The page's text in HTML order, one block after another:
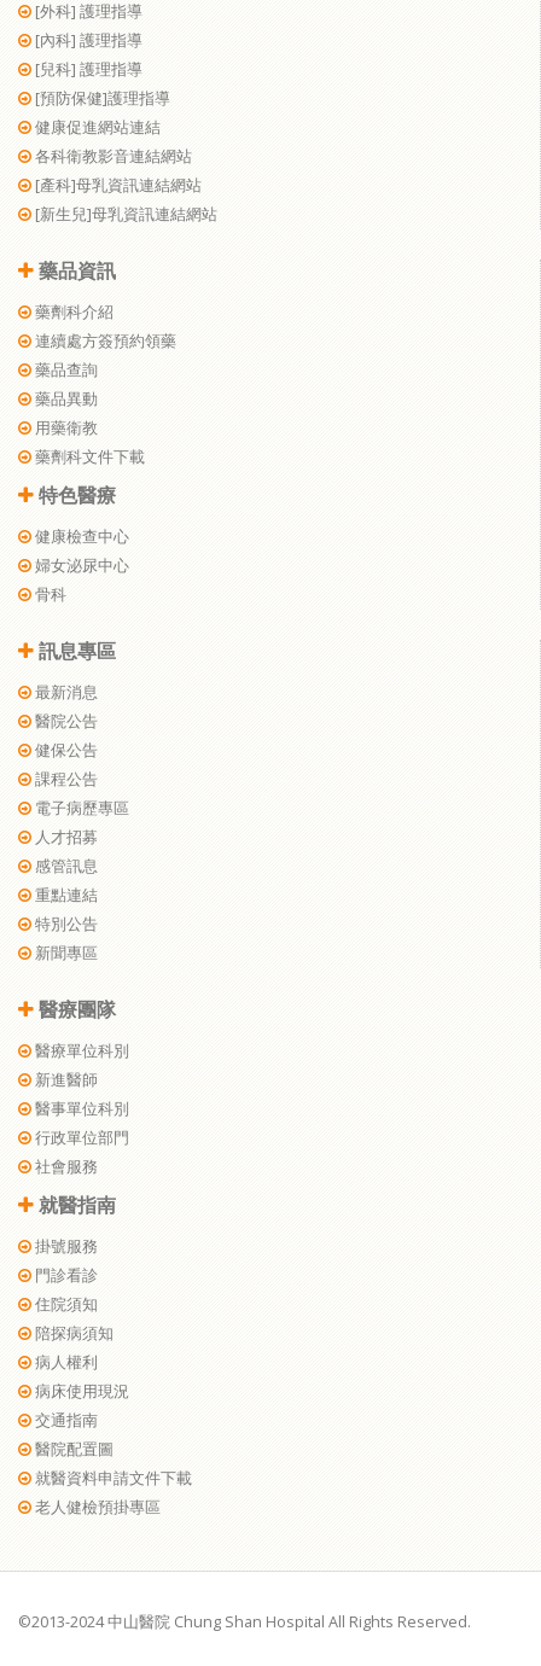
[外科] 護理指導
[內科] 護理指導
[兒科] 護理指導
[預防保健]護理指導
健康促進網站連結
各科衛教影音連結網站
[產科]母乳資訊連結網站
[新生兒]母乳資訊連結網站
藥品資訊
藥劑科介紹
連續處方簽預約領藥
藥品查詢
藥品異動
用藥衛教
藥劑科文件下載
特色醫療
健康檢查中心
婦女泌尿中心
骨科
訊息專區
最新消息
醫院公告
健保公告
課程公告
電子病歷專區
人才招募
感管訊息
重點連結
特別公告
新聞專區
醫療團隊
醫療單位科別
新進醫師
醫事單位科別
行政單位部門
社會服務
就醫指南
掛號服務
門診看診
住院須知
陪探病須知
病人權利
病床使用現況
交通指南
醫院配置圖
就醫資料申請文件下載
老人健檢預掛專區
©2013-2024 中山醫院 Chung Shan Hospital All Rights Reserved.